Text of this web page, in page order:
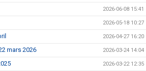
2026-06-08 15:41
2026-05-18 10:27
2026-04-27 16:20
mars 2026 2026-03-24 14:04
2026-03-22 12:35